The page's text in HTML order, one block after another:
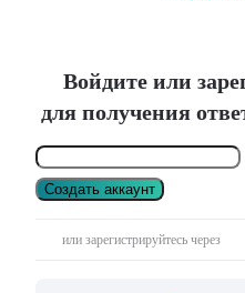
Войдите или
для получения
Создать аккаунт
или зарегистрируйтесь через